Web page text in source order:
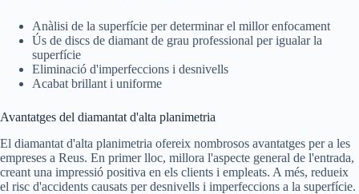
Anàlisi de la superfície per determinar el millor enfocament
Ús de discs de diamant de grau professional per igualar la
superfície
Eliminació d'imperfeccions i desnivells
Acabat brillant i uniforme
Avantatges del diamantat d'alta planimetria
El diamantat d'alta planimetria ofereix nombrosos avantatges per a les
empreses a Reus. En primer lloc, millora l'aspecte general de l'entrada,
creant una impressió positiva en els clients i empleats. A més, redueix
el risc d'accidents causats per desnivells i imperfeccions a la superfície.